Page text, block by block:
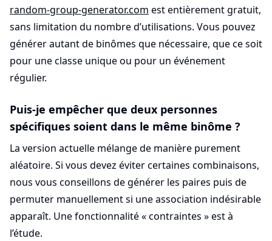
random-group-generator.com est entièrement gratuit,
sans limitation du nombre d’utilisations. Vous pouvez
générer autant de binômes que nécessaire, que ce soit
pour une classe unique ou pour un événement
régulier.
Puis-je empêcher que deux personnes
spécifiques soient dans le même binôme ?
La version actuelle mélange de manière purement
aléatoire. Si vous devez éviter certaines combinaisons,
nous vous conseillons de générer les paires puis de
permuter manuellement si une association indésirable
apparaît. Une fonctionnalité « contraintes » est à
l’étude.